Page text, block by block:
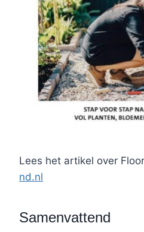
Lees het artikel over
nd.nl
Samenvattend